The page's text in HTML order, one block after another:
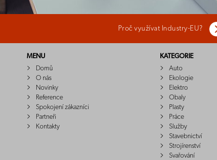
Proč využívat Industry-EU?
MENU
Domů
O nás
Novinky
Reference
Spokojení zákazníci
Partneři
Kontakty
KATEGORIE
Auto
Ekologie
Elektro
Obaly
Plasty
Práce
Služby
Stavebnictví
Strojírenství
Svařování